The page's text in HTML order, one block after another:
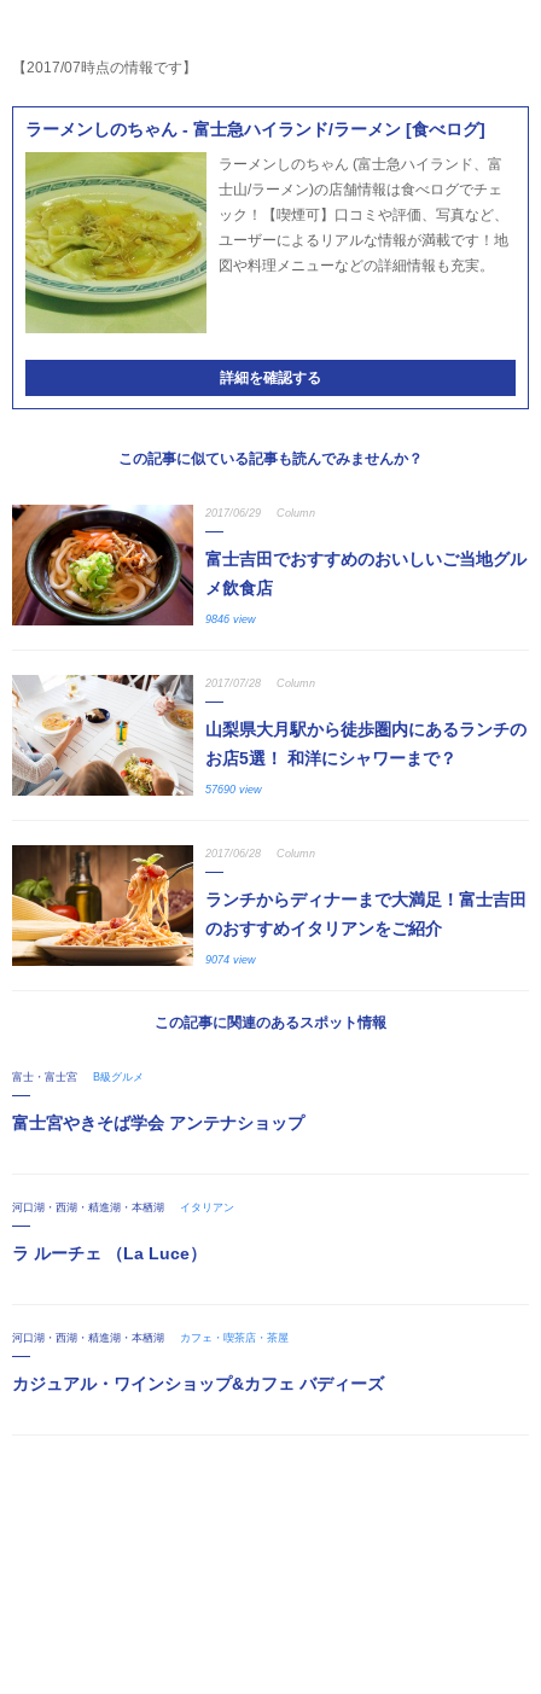
【2017/07時点の情報です】
ラーメンしのちゃん - 富士急ハイランド/ラーメン [食べログ]
ラーメンしのちゃん (富士急ハイランド、富
士山/ラーメン)の店舗情報は食べログでチェ
ック！【喫煙可】口コミや評価、写真など、
ユーザーによるリアルな情報が満載です！地
図や料理メニューなどの詳細情報も充実。
詳細を確認する
この記事に似ている記事も読んでみませんか？
2017/06/29 Column
富士吉田でおすすめのおいしいご当地グル
メ飲食店
9846 view
2017/07/28 Column
山梨県大月駅から徒歩圏内にあるランチの
お店5選！ 和洋にシャワーまで？
57690 view
2017/06/28 Column
ランチからディナーまで大満足！富士吉田
のおすすめイタリアンをご紹介
9074 view
この記事に関連のあるスポット情報
富士・富士宮 B級グルメ
富士宮やきそば学会 アンテナショップ
河口湖・西湖・精進湖・本栖湖 イタリアン
ラ ルーチェ （La Luce）
河口湖・西湖・精進湖・本栖湖 カフェ・喫茶店・茶屋
カジュアル・ワインショップ&カフェ バディーズ